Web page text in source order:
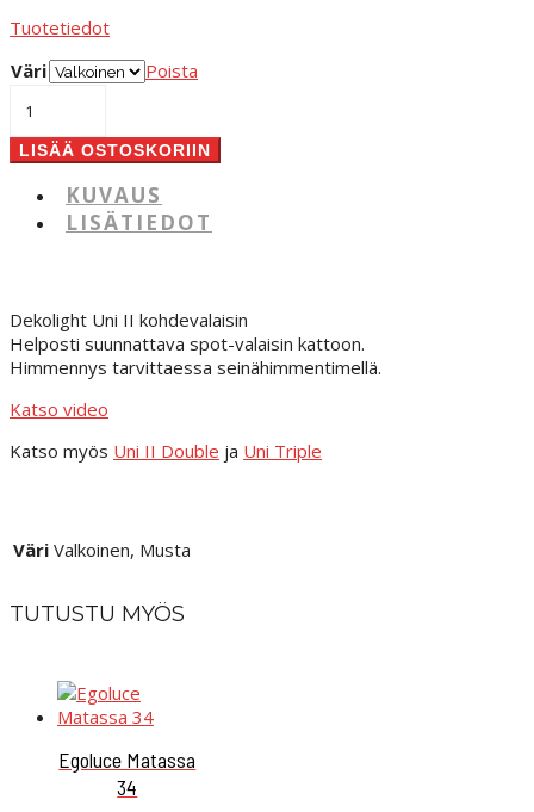
Tuotetiedot
Väri
Poista
Uni
II
määrä
LISÄÄ OSTOSKORIIN
KUVAUS
LISÄTIEDOT
Dekolight Uni II kohdevalaisin
Helposti suunnattava spot-valaisin kattoon.
Himmennys tarvittaessa seinähimmentimellä.
Katso video
Katso myös Uni II Double ja Uni Triple
Väri Valkoinen, Musta
TUTUSTU MYÖS
Egoluce Matassa
34